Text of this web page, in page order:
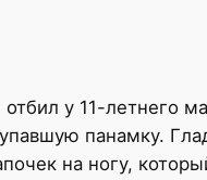
у 11-летнего
панамку.
на ногу,